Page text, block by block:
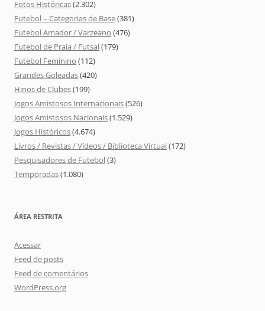
Fotos Históricas(2.302)
Futebol – Categorias de Base(381)
Futebol Amador / Varzeano (476)
Futebol de Praia / Futsal(179)
Futebol Feminino (112)
Grandes Goleadas(420)
Hinos de Clubes(199)
Jogos Amistosos Internacionais(526)
Jogos Amistosos Nacionais(1.529)
Jogos Históricos(4.674)
Livros / Revistas / Vídeos / Biblioteca Virtual(172)
Pesquisadores de Futebol(3)
Temporadas(1.080)
ÁREA RESTRITA
Acessar
Feed de posts
Feed de comentários
WordPress.org